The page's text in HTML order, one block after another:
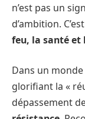
n’est pas un
d’ambition.
feu, la santé et
Dans un
glorifiant la «
dépassement